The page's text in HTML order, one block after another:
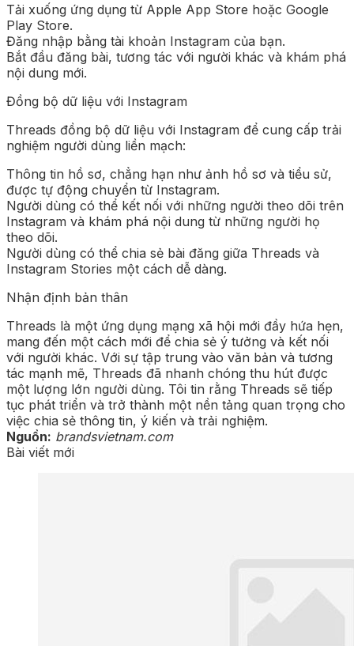
Tải xuống ứng dụng từ Apple App Store hoặc Google
Play Store.
Đăng nhập bằng tài khoản Instagram của bạn.
Bắt đầu đăng bài, tương tác với người khác và khám phá
nội dung mới.
Đồng bộ dữ liệu với Instagram
Threads đồng bộ dữ liệu với Instagram để cung cấp trải
nghiệm người dùng liền mạch:
Thông tin hồ sơ, chẳng hạn như ảnh hồ sơ và tiểu sử,
được tự động chuyển từ Instagram.
Người dùng có thể kết nối với những người theo dõi trên
Instagram và khám phá nội dung từ những người họ
theo dõi.
Người dùng có thể chia sẻ bài đăng giữa Threads và
Instagram Stories một cách dễ dàng.
Nhận định bản thân
Threads là một ứng dụng mạng xã hội mới đầy hứa hẹn,
mang đến một cách mới để chia sẻ ý tưởng và kết nối
với người khác. Với sự tập trung vào văn bản và tương
tác mạnh mẽ, Threads đã nhanh chóng thu hút được
một lượng lớn người dùng. Tôi tin rằng Threads sẽ tiếp
tục phát triển và trở thành một nền tảng quan trọng cho
việc chia sẻ thông tin, ý kiến và trải nghiệm.
Nguồn: brandsvietnam.com
Bài viết mới